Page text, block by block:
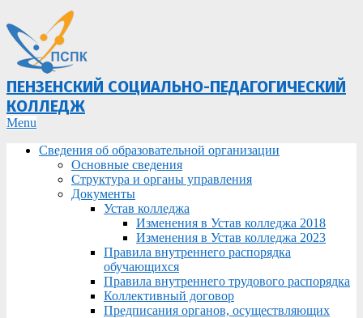
ПЕНЗЕНСКИЙ СОЦИАЛЬНО-ПЕДАГОГИЧЕСКИЙ
КОЛЛЕДЖ
Primary
Menu
Menu
Сведения об образовательной организации
Основные сведения
Структура и органы управления
Документы
Устав колледжа
Изменения в Устав колледжа 2018
Изменения в Устав колледжа 2023
Правила внутреннего распорядка
обучающихся
Правила внутреннего трудового распорядка
Коллективный договор
Предписания органов, осуществляющих